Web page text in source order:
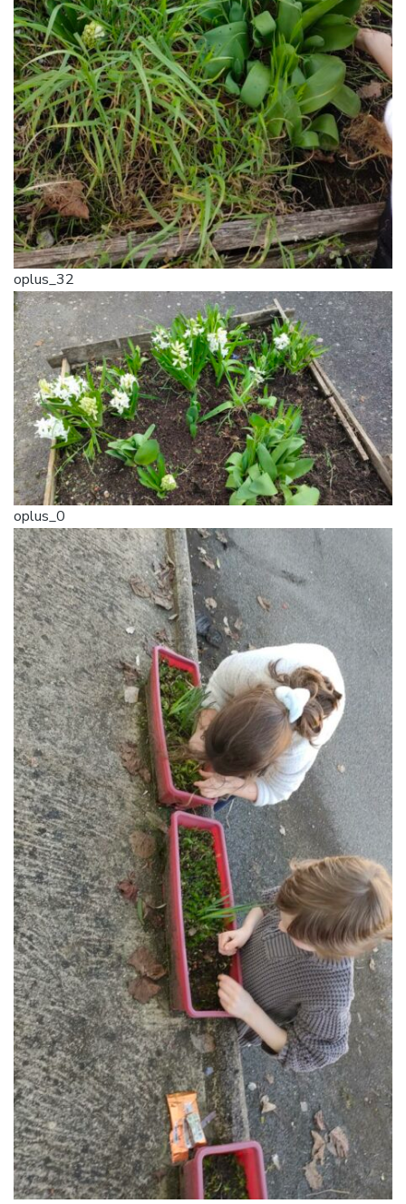
oplus_32
oplus_0